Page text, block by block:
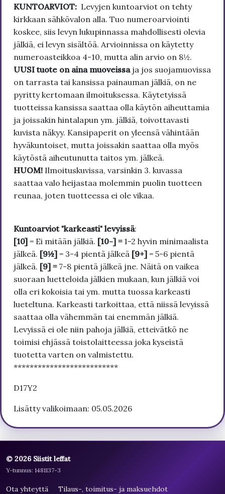
KUNTOARVIOT: Levyjen kuntoarviot on tehty
kirkkaan sähkövalon alla. Tuo numeroarviointi
koskee, siis levyn lukupinnassa mahdollisesti olevia
jälkiä, ei levyn sisältöä. Arvioinnissa on käytetty
numeroasteikkoa 4-10, mutta alin arvio on 8½.
UUSI tuote on aina muoveissa ja jos suojamuovissa
on tarrasta tai kansissa painauman jälkiä, on ne
pyritty kertomaan ilmoituksessa. Käytetyissä
tuotteissa kansissa saattaa olla käytön aiheuttamia
ja joissakin hintalapun ym. jälkiä, toivottavasti
kuvista näkyy. Kansipaperit on yleensä vähintään
hyväkuntoiset, mutta joissakin saattaa olla myös
käytöstä aiheutunutta taitos ym. jälkeä.
HUOM! Ilmoituskuvissa, varsinkin 3. kuvassa
saattaa valo heijastaa molemmin puolin tuotteen
reunaa, joten tuotteessa ei ole vikaa.
Kuntoarviot "karkeasti" levyissä:
[10] = Ei mitään jälkiä. [10-] = 1-2 hyvin minimaalista
jälkeä. [9½] = 3-4 pientä jälkeä [9+] = 5-6 pientä
jälkeä. [9] = 7-8 pientä jälkeä jne. Näitä on vaikea
suoraan luetteloida jälkien mukaan, kun jälkiä voi
olla eri kokoisia tai ym. mutta tuossa karkeasti
lueteltuna. Karkeasti tarkoittaa, että niissä levyissä
saattaa olla vähemmän tai enemmän jälkiä.
Levyissä ei ole niin pahoja jälkiä, etteivätkö ne
toimisi ehjässä toistolaitteessa joka kyseistä
tuotetta varten on valmistettu.
**************************
D17Y2
Lisätty valikoimaan: 05.05.2026
© 2026 Siistit leffat
Y-tunnus: 1481137-3
Ota yhteyttä Tilaus-, toimitus- ja maksuehdot